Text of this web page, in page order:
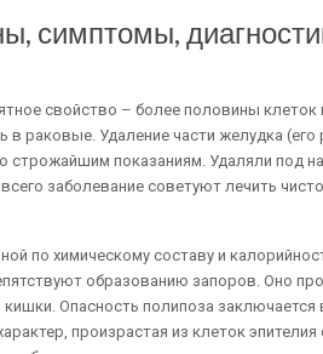
симптомы,
свойство – более половины клеток
в раковые. Удаление части желудка (его
строжайшим показаниям. Удаляли под
заболевание советуют лечить
по химическому составу и
образованию запоров. Оно
Опасность полипоза заключается
произрастая из клеток